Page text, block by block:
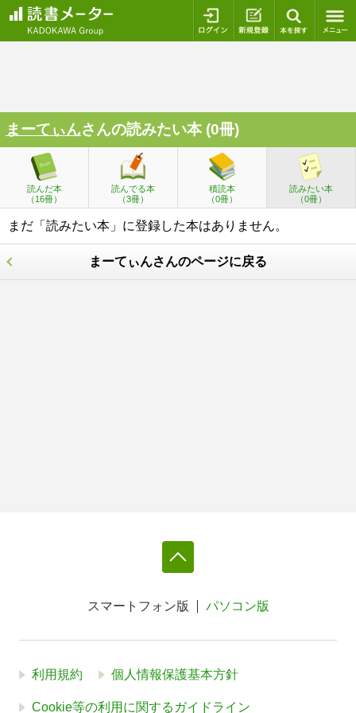
ログイン 新規登録
まーてぃんさんの読みたい本 (0冊)
読んだ本
（16冊）
読んでる本
（3冊）
積読本
（0冊）
読みたい本
（0冊）
まだ「読みたい本」に登録した本はありません。
まーてぃんさんのページに戻る
スマートフォン版 パソコン版
利用規約 個人情報保護基本方針
Cookie等の利用に関するガイドライン